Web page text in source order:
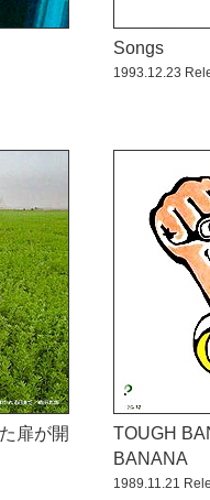
Songs
1993.12.23
扉が開
TOUGH
BANANA
1989.11.21